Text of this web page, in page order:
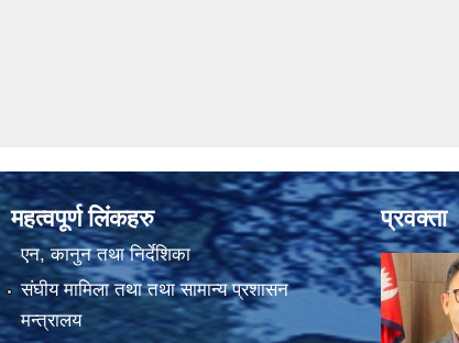
महत्वपूर्ण लिंकहरु
एन, कानुन तथा निर्देशिका
संघीय मामिला तथा तथा सामान्य प्रशासन
मन्त्रालय
प्रवक्ता